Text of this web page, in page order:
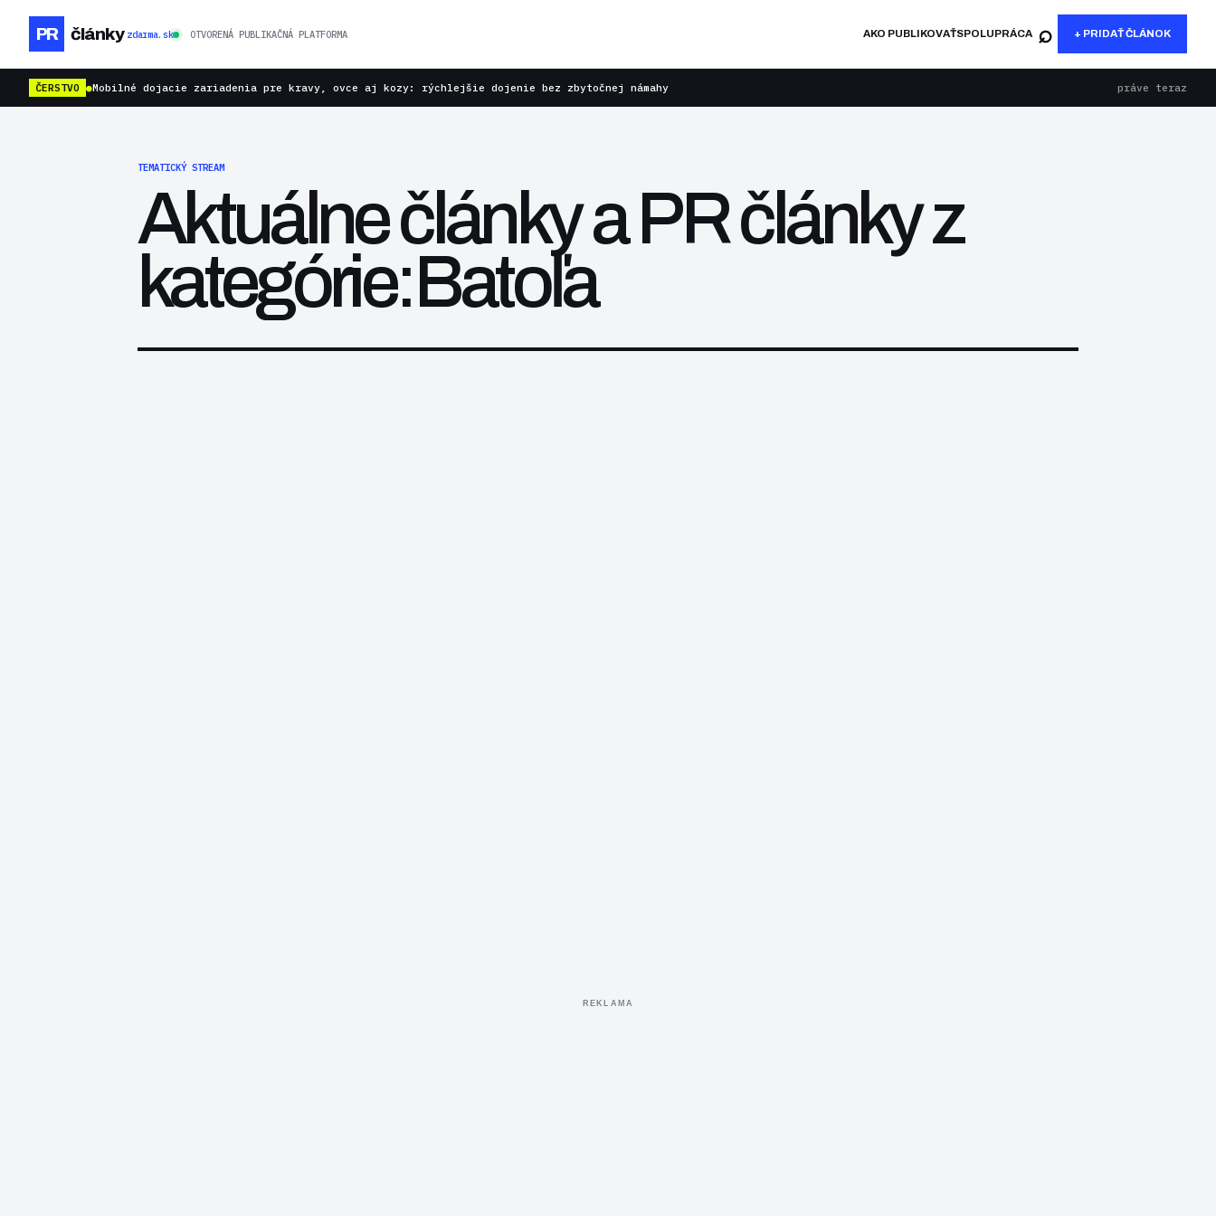
PR články zdarma.sk OTVORENÁ PUBLIKAČNÁ PLATFORMA AKO PUBLIKOVAŤSPOLUPRÁCA ⌕ + PRIDAŤ ČLÁNOK
ČERSTVO ●Mobilné dojacie zariadenia pre kravy, ovce aj kozy: rýchlejšie dojenie bez zbytočnej námahy práve teraz
TEMATICKÝ STREAM
Aktuálne články a PR články z
kategórie:Batoľa
REKLAMA